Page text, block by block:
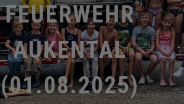
FEUERWEHR
AUKENTAL
(01.08.2025)